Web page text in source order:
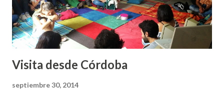
Visita desde Córdoba
septiembre 30, 2014